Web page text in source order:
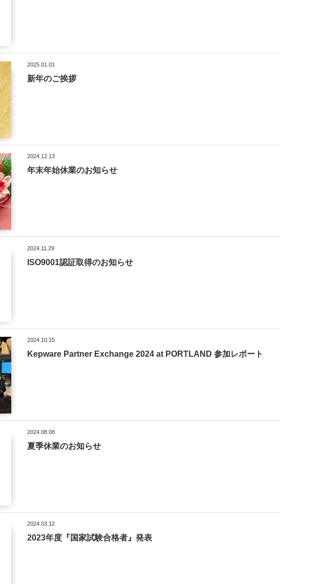
2025.01.01
新年のご挨拶
2024.12.13
年末年始休業のお知らせ
2024.11.29
ISO9001認証取得のお知らせ
2024.10.15
Kepware Partner Exchange 2024 at PORTLAND 参加レポート
2024.08.08
夏季休業のお知らせ
2024.03.12
2023年度『国家試験合格者』発表